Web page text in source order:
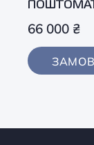
ПОШТОМАТ
66 000 ₴